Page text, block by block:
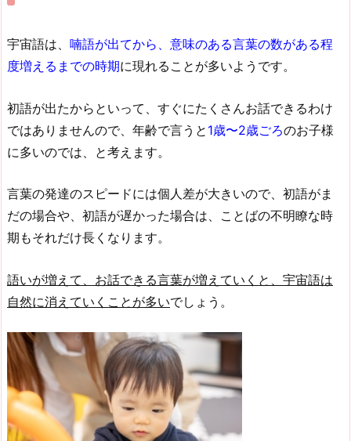
宇宙語は、 喃語が出てから、意味のある言葉の数がある程
度増えるまでの時期に現れることが多いようです。
初語が出たからといって、すぐにたくさんお話できるわけ
ではありませんので、年齢で言うと 1歳〜2歳ごろのお子様
に多いのでは、と考えます。
言葉の発達のスピードには個人差が大きいので、初語がま
だの場合や、初語が遅かった場合は、ことばの不明瞭な時
期もそれだけ長くなります。
語いが増えて、お話できる言葉が増えていくと、宇宙語は
自然に消えていくことが多いでしょう。